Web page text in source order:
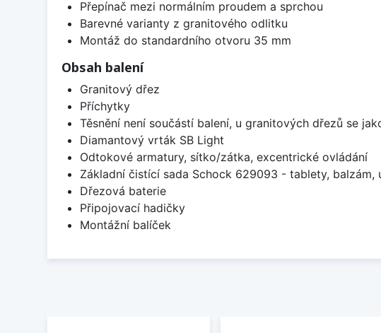
Přepínač mezi normálním proudem a sprchou
Barevné varianty z granitového odlitku
Montáž do standardního otvoru 35 mm
Obsah balení
Granitový dřez
Příchytky
Těsnění není součástí balení, u granitových dřezů se
Diamantový vrták SB Light
Odtokové armatury, sítko/zátka, excentrické ovládání
Základní čistící sada Schock 629093 - tablety, balzám,
Dřezová baterie
Připojovací hadičky
Montážní balíček